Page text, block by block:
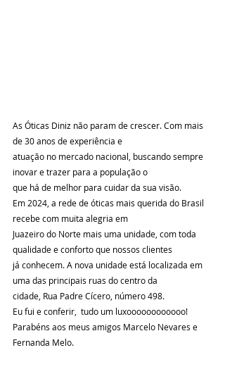
As Óticas Diniz não param de crescer. Com mais
de 30 anos de experiência e
atuação no mercado nacional, buscando sempre
inovar e trazer para a população o
que há de melhor para cuidar da sua visão.
Em 2024, a rede de óticas mais querida do Brasil
recebe com muita alegria em
Juazeiro do Norte mais uma unidade, com toda
qualidade e conforto que nossos clientes
já conhecem. A nova unidade está localizada em
uma das principais ruas do centro da
cidade, Rua Padre Cícero, número 498.
Eu fui e conferir,  tudo um luxoooooooooooo!
Parabéns aos meus amigos Marcelo Nevares e
Fernanda Melo.